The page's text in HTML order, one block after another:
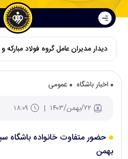
دیدار مدیران عامل گروه فولاد
اخبار باشگاه
عمومی
بهمن